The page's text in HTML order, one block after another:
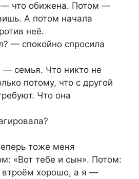
— что обижена. Потом —
А потом начала
неё.
— спокойно спросила
семья. Что никто не
потому, что с другой
Что она
тоже меня
«Вот тебе и сын». Потом:
втроём хорошо, а я —